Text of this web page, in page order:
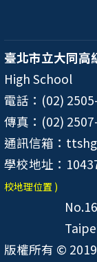
臺北市立大同高
High School
電話：(02)
傳真：(02)
通訊信箱：
學校地址：
校地理位置 )
版權所有 ©